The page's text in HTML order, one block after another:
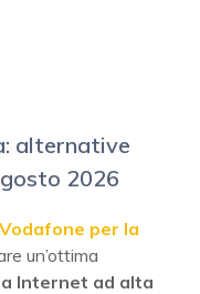
alternative
2026
per la
un’ottima
Internet ad alta